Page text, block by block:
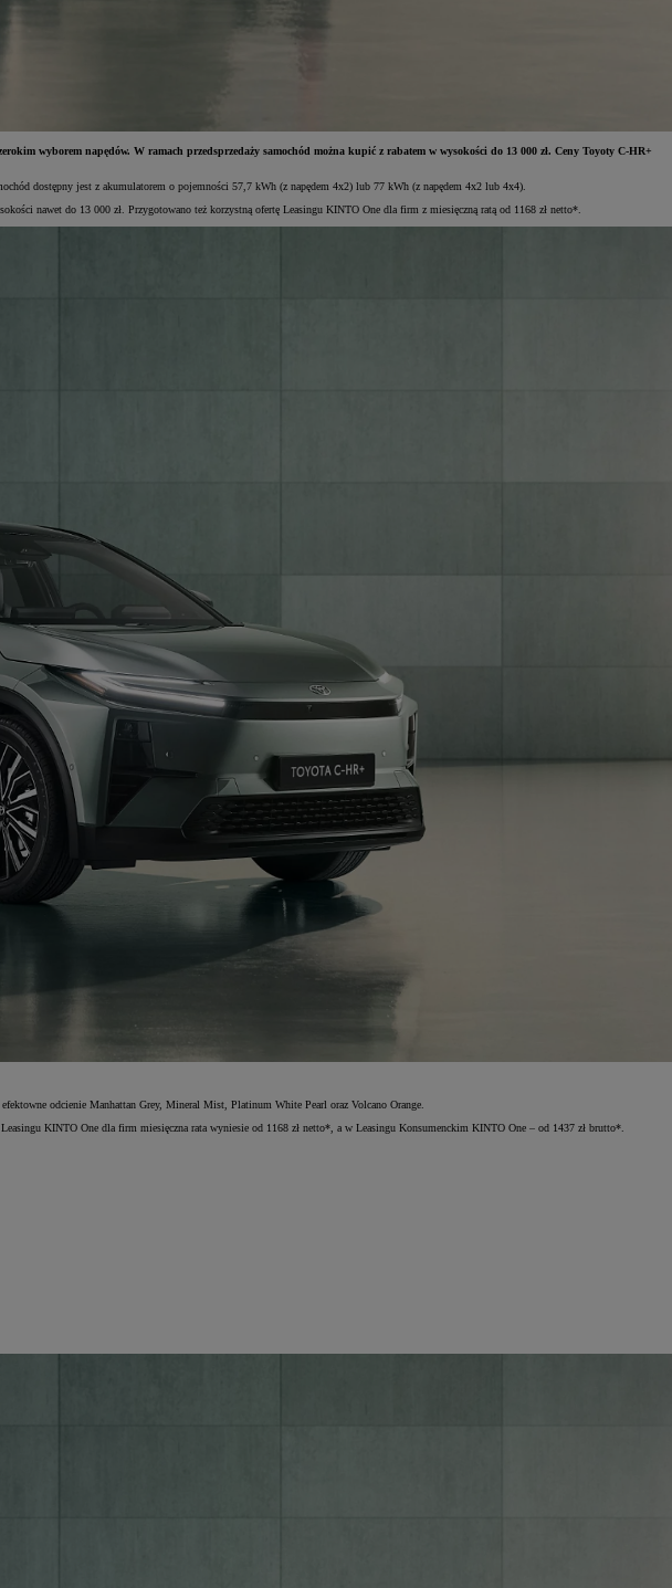
wyborem napędów. W ramach przedsprzedaży samochód można kupić z rabatem w wysokości do 13 000 zł. Ceny Toyoty C-HR+
dostępny jest z akumulatorem o pojemności 57,7 kWh (z napędem 4x2) lub 77 kWh (z napędem 4x2 lub 4x4).
nawet do 13 000 zł. Przygotowano też korzystną ofertę Leasingu KINTO One dla firm z miesięczną ratą od 1168 zł netto*.
odcienie Manhattan Grey, Mineral Mist, Platinum White Pearl oraz Volcano Orange.
KINTO One dla firm miesięczna rata wyniesie od 1168 zł netto*, a w Leasingu Konsumenckim KINTO One – od 1437 zł brutto*.